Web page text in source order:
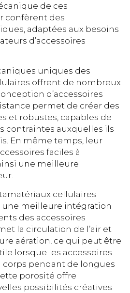
de ces
confèrent des
adaptées aux besoins
d’accessoires
uniques des
offrent de nombreux
d’accessoires
permet de créer des
et robustes, capables de
contraintes auxquelles ils
En même temps, leur
faciles à
une meilleure
cellulaires
meilleure intégration
des accessoires
la circulation de l’air et
aération, ce qui peut être
lorsque les accessoires
corps pendant de longues
porosité offre
possibilités créatives